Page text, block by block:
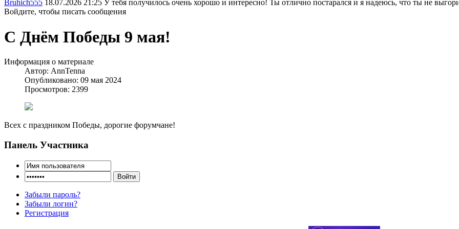
Bruhich555 18.07.2026 21:25 У тебя получилось очень хорошо и интересно! Ты отлично постарался и я надеюсь, что ты не
Войдите, чтобы писать сообщения
С Днём Победы 9 мая!
Информация о материале
Автор: AnnTenna
Опубликовано: 09 мая 2024
Просмотров: 2399
Всех с праздником Победы, дорогие форумчане!
Панель Участника
Забыли пароль?
Забыли логин?
Регистрация